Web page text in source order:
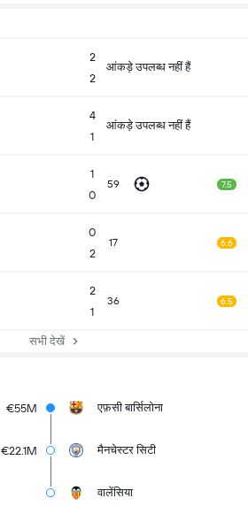
2
2
आंकड़े उपलब्ध नहीं हैं
4
1
आंकड़े उपलब्ध नहीं हैं
1
0
59 7.5
0
2
17 6.6
2
1
36 6.5
सभी देखें
€55M एफ़सी बार्सिलोना
€22.1M मैनचेस्टर सिटी
वालेंसिया